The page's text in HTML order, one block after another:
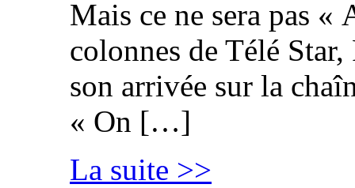
Mais ce ne sera pas «
colonnes de Télé
son arrivée sur la
« On […]
La suite >>